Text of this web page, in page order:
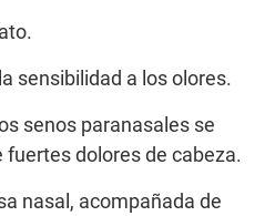
sensibilidad a los olores.
senos paranasales se
dolores de cabeza.
nasal, acompañada de